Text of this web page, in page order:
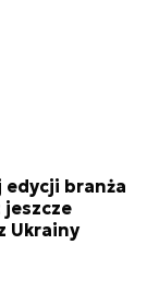
edycji branża
jeszcze
Ukrainy